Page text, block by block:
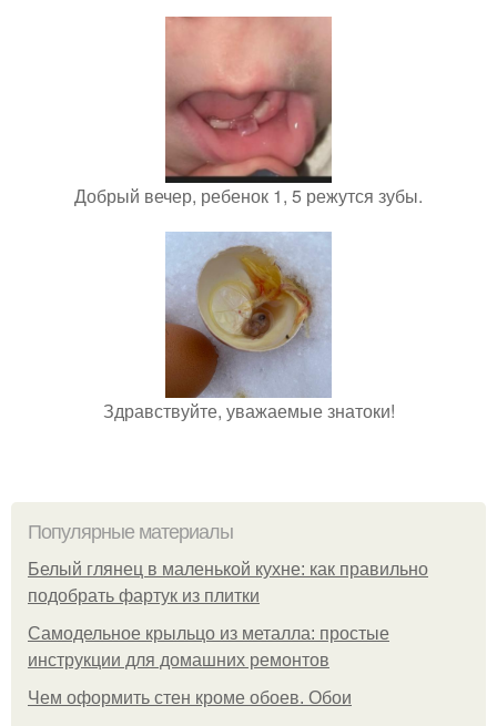
Добрый вечер, ребенок 1, 5 режутся зубы.
Здравствуйте, уважаемые знатоки!
Популярные материалы
Белый глянец в маленькой кухне: как правильно
подобрать фартук из плитки
Самодельное крыльцо из металла: простые
инструкции для домашних ремонтов
Чем оформить стен кроме обоев. Обои